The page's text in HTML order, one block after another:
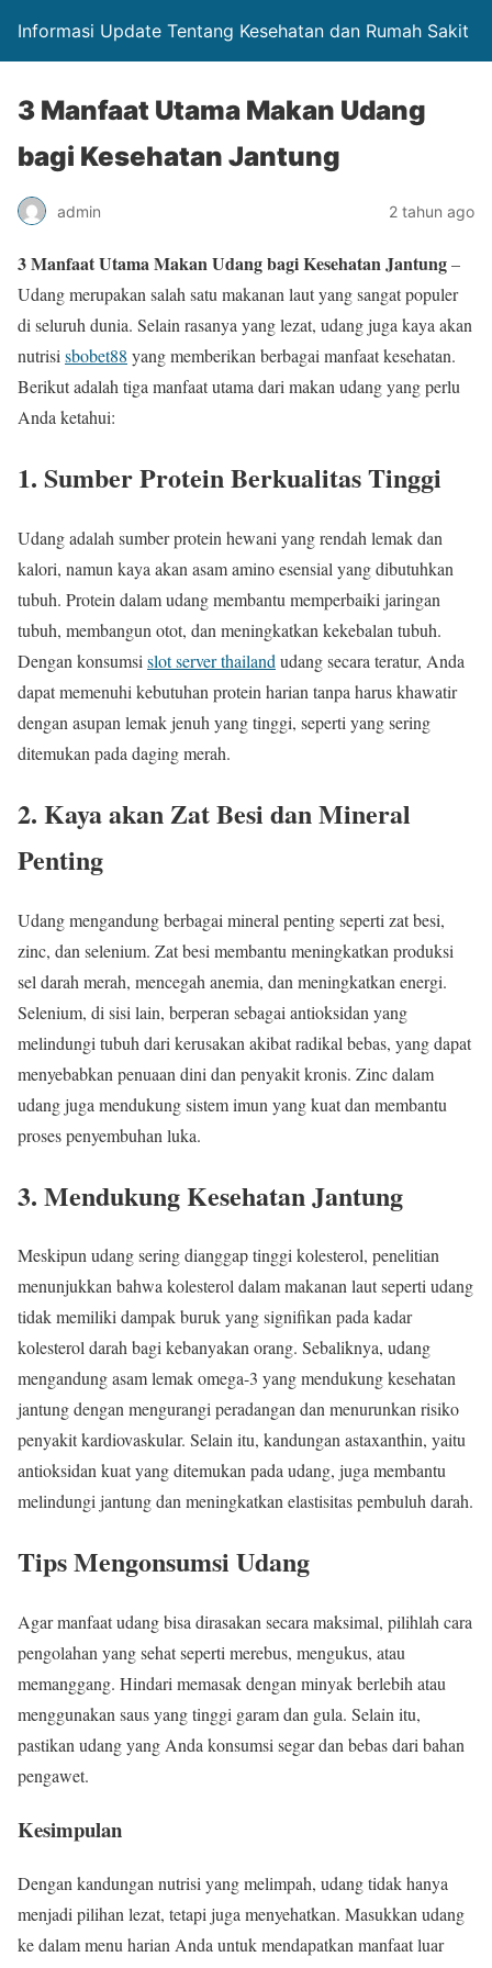
Informasi Update Tentang Kesehatan dan Rumah Sakit
3 Manfaat Utama Makan Udang
bagi Kesehatan Jantung
admin 2 tahun ago
3 Manfaat Utama Makan Udang bagi Kesehatan Jantung–
Udang merupakan salah satu makanan laut yang sangat populer
di seluruh dunia. Selain rasanya yang lezat, udang juga kaya akan
nutrisi sbobet88 yang memberikan berbagai manfaat kesehatan.
Berikut adalah tiga manfaat utama dari makan udang yang perlu
Anda ketahui:
1. Sumber Protein Berkualitas Tinggi
Udang adalah sumber protein hewani yang rendah lemak dan
kalori, namun kaya akan asam amino esensial yang dibutuhkan
tubuh. Protein dalam udang membantu memperbaiki jaringan
tubuh, membangun otot, dan meningkatkan kekebalan tubuh.
Dengan konsumsi slot server thailand udang secara teratur, Anda
dapat memenuhi kebutuhan protein harian tanpa harus khawatir
dengan asupan lemak jenuh yang tinggi, seperti yang sering
ditemukan pada daging merah.
2. Kaya akan Zat Besi dan Mineral
Penting
Udang mengandung berbagai mineral penting seperti zat besi,
zinc, dan selenium. Zat besi membantu meningkatkan produksi
sel darah merah, mencegah anemia, dan meningkatkan energi.
Selenium, di sisi lain, berperan sebagai antioksidan yang
melindungi tubuh dari kerusakan akibat radikal bebas, yang dapat
menyebabkan penuaan dini dan penyakit kronis. Zinc dalam
udang juga mendukung sistem imun yang kuat dan membantu
proses penyembuhan luka.
3. Mendukung Kesehatan Jantung
Meskipun udang sering dianggap tinggi kolesterol, penelitian
menunjukkan bahwa kolesterol dalam makanan laut seperti udang
tidak memiliki dampak buruk yang signifikan pada kadar
kolesterol darah bagi kebanyakan orang. Sebaliknya, udang
mengandung asam lemak omega-3 yang mendukung kesehatan
jantung dengan mengurangi peradangan dan menurunkan risiko
penyakit kardiovaskular. Selain itu, kandungan astaxanthin, yaitu
antioksidan kuat yang ditemukan pada udang, juga membantu
melindungi jantung dan meningkatkan elastisitas pembuluh darah.
Tips Mengonsumsi Udang
Agar manfaat udang bisa dirasakan secara maksimal, pilihlah cara
pengolahan yang sehat seperti merebus, mengukus, atau
memanggang. Hindari memasak dengan minyak berlebih atau
menggunakan saus yang tinggi garam dan gula. Selain itu,
pastikan udang yang Anda konsumsi segar dan bebas dari bahan
pengawet.
Kesimpulan
Dengan kandungan nutrisi yang melimpah, udang tidak hanya
menjadi pilihan lezat, tetapi juga menyehatkan. Masukkan udang
ke dalam menu harian Anda untuk mendapatkan manfaat luar